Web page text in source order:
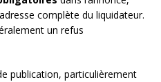
complète du liquidateur.
un refus
publication, particulièrement